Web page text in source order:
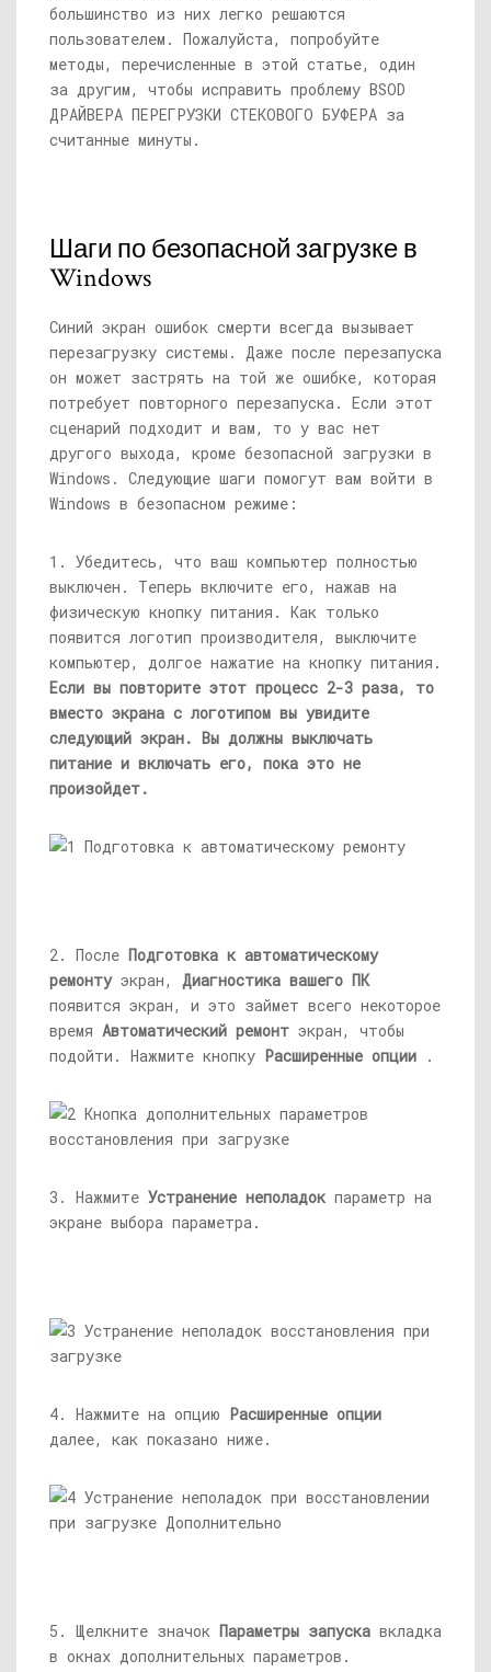
большинство из них легко решаются
пользователем. Пожалуйста, попробуйте
методы, перечисленные в этой статье, один
за другим, чтобы исправить проблему BSOD
ДРАЙВЕРА ПЕРЕГРУЗКИ СТЕКОВОГО БУФЕРА за
считанные минуты.
Шаги по безопасной загрузке в
Windows
Синий экран ошибок смерти всегда вызывает
перезагрузку системы. Даже после перезапуска
он может застрять на той же ошибке, которая
потребует повторного перезапуска. Если этот
сценарий подходит и вам, то у вас нет
другого выхода, кроме безопасной загрузки в
Windows. Следующие шаги помогут вам войти в
Windows в безопасном режиме:
1. Убедитесь, что ваш компьютер полностью
выключен. Теперь включите его, нажав на
физическую кнопку питания. Как только
появится логотип производителя, выключите
компьютер, долгое нажатие на кнопку питания.
Если вы повторите этот процесс 2-3 раза, то
вместо экрана с логотипом вы увидите
следующий экран. Вы должны выключать
питание и включать его, пока это не
произойдет.
2. После Подготовка к автоматическому
ремонтуэкран, Диагностика вашего ПК
появится экран, и это займет всего некоторое
время Автоматический ремонт экран, чтобы
подойти. Нажмите кнопку Расширенные опции .
3. Нажмите Устранение неполадокпараметр на
экране выбора параметра.
4. Нажмите на опцию Расширенные опции
далее, как показано ниже.
5. Щелкните значок Параметры запуска вкладка
в окнах дополнительных параметров.